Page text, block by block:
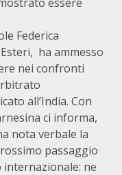
Federica
ha ammesso
nei confronti
all’India. Con
ci informa,
nota verbale la
passaggio
internazionale: ne